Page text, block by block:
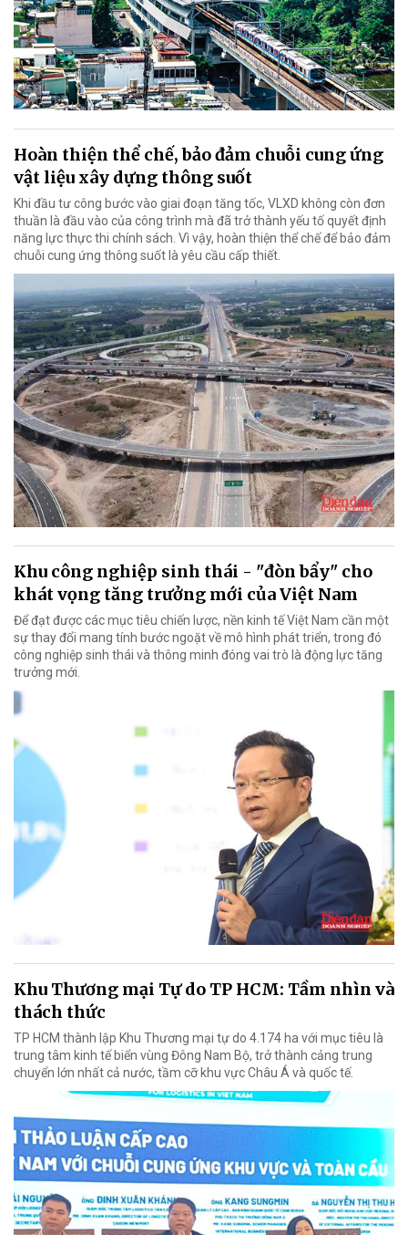
Hoàn thiện thể chế, bảo đảm chuỗi cung ứng
vật liệu xây dựng thông suốt
Khi đầu tư công bước vào giai đoạn tăng tốc, VLXD không còn đơn
thuần là đầu vào của công trình mà đã trở thành yếu tố quyết định
năng lực thực thi chính sách. Vì vậy, hoàn thiện thể chế để bảo đảm
chuỗi cung ứng thông suốt là yêu cầu cấp thiết.
Khu công nghiệp sinh thái - "đòn bẩy" cho
khát vọng tăng trưởng mới của Việt Nam
Để đạt được các mục tiêu chiến lược, nền kinh tế Việt Nam cần một
sự thay đổi mang tính bước ngoặt về mô hình phát triển, trong đó
công nghiệp sinh thái và thông minh đóng vai trò là động lực tăng
trưởng mới.
Khu Thương mại Tự do TP HCM: Tầm nhìn và
thách thức
TP HCM thành lập Khu Thương mại tự do 4.174 ha với mục tiêu là
trung tâm kinh tế biển vùng Đông Nam Bộ, trở thành cảng trung
chuyển lớn nhất cả nước, tầm cỡ khu vực Châu Á và quốc tế.